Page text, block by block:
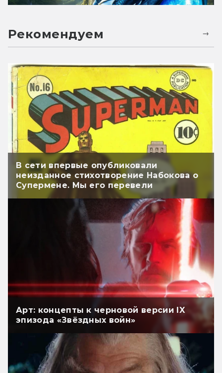
Рекомендуем
В сети впервые опубликовали
неизданное стихотворение Набокова о
Супермене. Мы его перевели
Арт: концепты к черновой версии IX
эпизода «Звёздных войн»